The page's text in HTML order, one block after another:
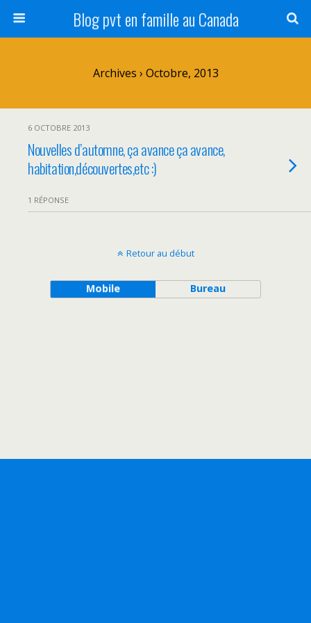
Blog pvt en famille au Canada
Archives › Octobre, 2013
6 OCTOBRE 2013
Nouvelles d’automne, ça avance ça avance,
habitation,découvertes,etc :)
1 RÉPONSE
Retour au début
Mobile Bureau